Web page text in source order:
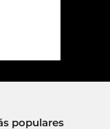
populares